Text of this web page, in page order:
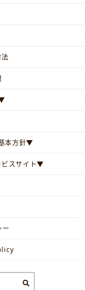
本方針▼
ビスサイト▼
ー